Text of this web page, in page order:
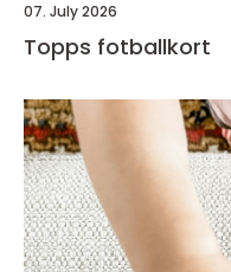
07. July 2026
Topps fotballkort